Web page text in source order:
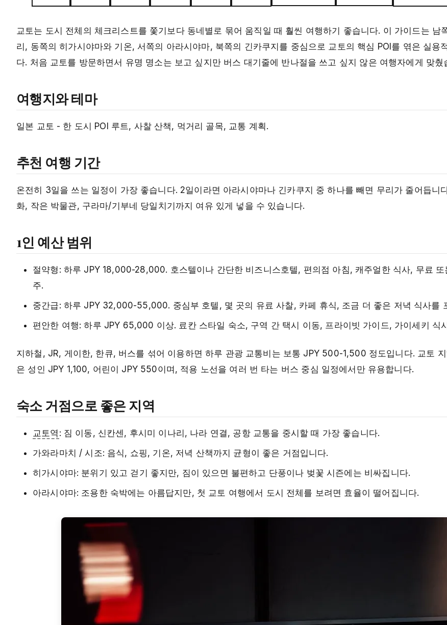
교토는 도시 전체의 체크리스트를 쫓기보다 동네별로 묶어 움직일 때 훨씬 여행하기 좋습니다. 이 가이드는 남
리, 동쪽의 히가시야마와 기온, 서쪽의 아라시야마, 북쪽의 긴카쿠지를 중심으로 교토의 핵심 POI를 엮은 실용
다. 처음 교토를 방문하면서 유명 명소는 보고 싶지만 버스 대기줄에 반나절을 쓰고 싶지 않은 여행자에게 맞췄
여행지와 테마
일본 교토 - 한 도시 POI 루트, 사찰 산책, 먹거리 골목, 교통 계획.
추천 여행 기간
온전히 3일을 쓰는 일정이 가장 좋습니다. 2일이라면 아라시야마나 긴카쿠지 중 하나를 빼면 무리가 줄어듭니
화, 작은 박물관, 구라마/기부네 당일치기까지 여유 있게 넣을 수 있습니다.
1인 예산 범위
절약형: 하루 JPY 18,000-28,000. 호스텔이나 간단한 비즈니스호텔, 편의점 아침, 캐주얼한 식사, 무료 또
주.
중간급: 하루 JPY 32,000-55,000. 중심부 호텔, 몇 곳의 유료 사찰, 카페 휴식, 조금 더 좋은 저녁 식사를
편안한 여행: 하루 JPY 65,000 이상. 료칸 스타일 숙소, 구역 간 택시 이동, 프라이빗 가이드, 가이세키 식
지하철, JR, 게이한, 한큐, 버스를 섞어 이용하면 하루 관광 교통비는 보통 JPY 500-1,500 정도입니다. 교토 지
은 성인 JPY 1,100, 어린이 JPY 550이며, 적용 노선을 여러 번 타는 버스 중심 일정에서만 유용합니다.
숙소 거점으로 좋은 지역
교토역 : 짐 이동, 신칸센, 후시미 이나리, 나라 연결, 공항 교통을 중시할 때 가장 좋습니다.
가와라마치 / 시조: 음식, 쇼핑, 기온, 저녁 산책까지 균형이 좋은 거점입니다.
히가시야마: 분위기 있고 걷기 좋지만, 짐이 있으면 불편하고 단풍이나 벚꽃 시즌에는 비싸집니다.
아라시야마: 조용한 숙박에는 아름답지만, 첫 교토 여행에서 도시 전체를 보려면 효율이 떨어집니다.